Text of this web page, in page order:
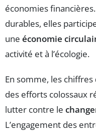
économies
durables, elles
une économie
activité et à l’écologie.
En somme, les chiffres
des efforts colossaux
lutter contre le
L’engagement des